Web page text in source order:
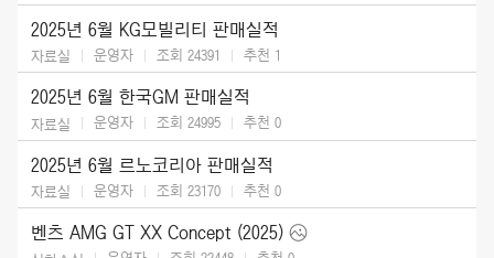
2025년 6월 KG모빌리티 판매실적
자료실 운영자 조회 24391 추천 1
2025년 6월 한국GM 판매실적
자료실 운영자 조회 24995 추천 0
2025년 6월 르노코리아 판매실적
자료실 운영자 조회 23170 추천 0
벤츠 AMG GT XX Concept (2025)